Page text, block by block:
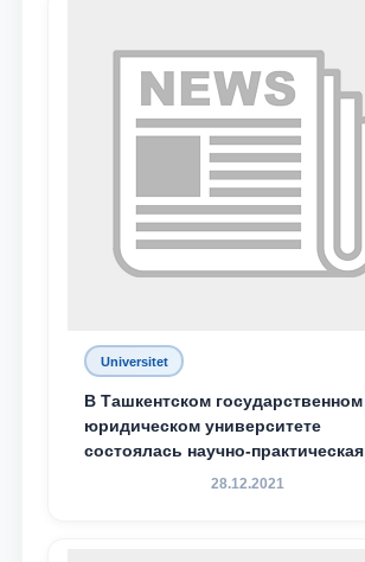
Universitet
В Ташкентском государственном
юридическом университете
состоялась научно-практическая
конференция магистрантов
28.12.2021